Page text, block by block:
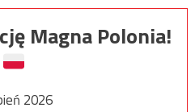
Magna Polonia!
2026